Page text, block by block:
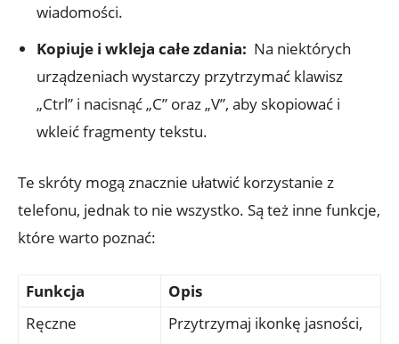
wiadomości.
Kopiuje ‌i wkleja całe‍ zdania: ​ Na ⁢niektórych
urządzeniach wystarczy przytrzymać klawisz
„Ctrl” i nacisnąć „C” oraz „V”, aby skopiować i
wkleić fragmenty tekstu.
Te skróty mogą znacznie ułatwić korzystanie z
telefonu, jednak to nie wszystko. Są też inne funkcje,
które warto poznać:
Funkcja
Opis
Ręczne
Przytrzymaj ikonkę jasności,